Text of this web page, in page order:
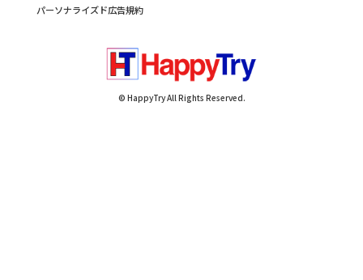
パーソナライズド広告規約
© HappyTry All Rights Reserved.